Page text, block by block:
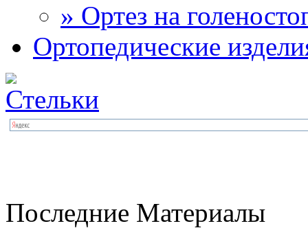
» Ортез на
Ортопедические
Последние Материалы